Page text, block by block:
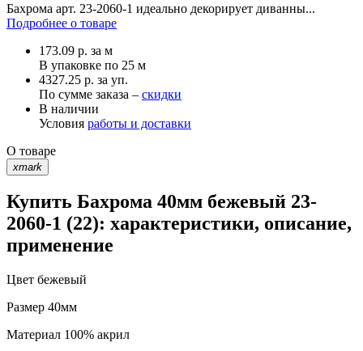
Бахрома арт. 23-2060-1 идеально декорирует диванны...
Подробнее о товаре
173.09 р. за м
В упаковке по 25 м
4327.25 р. за уп.
По сумме заказа – скидки
В наличии
Условия работы и доставки
О товаре
xmark
Купить Бахрома 40мм бежевый 23-
2060-1 (22): характеристики, описание,
применение
Цвет бежевый
Размер 40мм
Материал 100% акрил